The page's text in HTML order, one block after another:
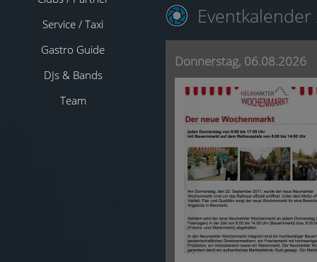
Service / Taxi
Gastro Guide
DJs & Bands
Team
Eventkalender
Donnerstag, 06.08.2026